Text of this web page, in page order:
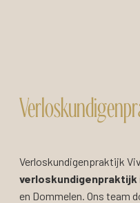
Verloskundigenpraktijk
verloskundigenpraktijk
en Dommelen. Ons team